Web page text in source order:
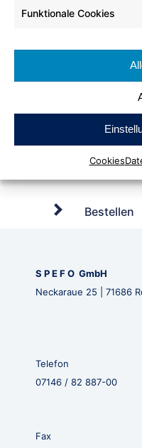
Funktionale Cookies
Cookies
090
Bestellen
S P E F O GmbH
Neckaraue 25 | 71686
Telefon
07146 / 82 887-00
Fax